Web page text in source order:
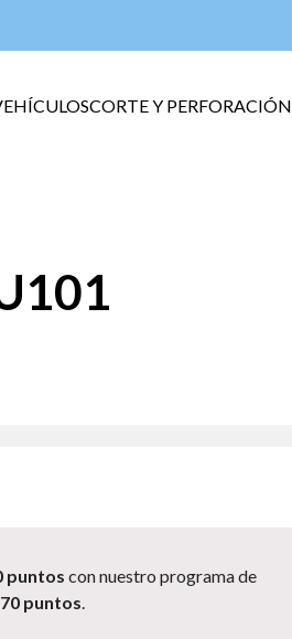
CORTE Y PERFORACIÓN
puntos con nuestro programa de
puntos